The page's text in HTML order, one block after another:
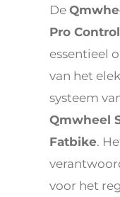
De
Pro
essentieel
van het
systeem
Qmwheel
Fatbike.
voor het